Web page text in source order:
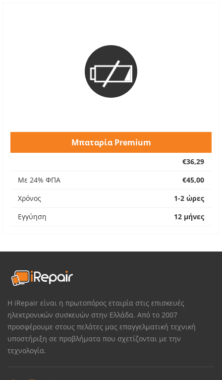
Μπαταρία Premium
€36,29
Με 24% ΦΠΑ
€45,00
Χρόνος
1-2 ώρες
Εγγύηση
12 μήνες
Η iRepair είναι η πρωτοπόρος εταιρία στις επισκευές
ηλεκτρονικών συσκευών στην Ελλάδα. Από το 2007
προσφέρουμε στους πελάτες μας επαγγελματική τεχνική
υποστήριξη σε προβλήματα που σχετίζονται με την
τεχνολογία.